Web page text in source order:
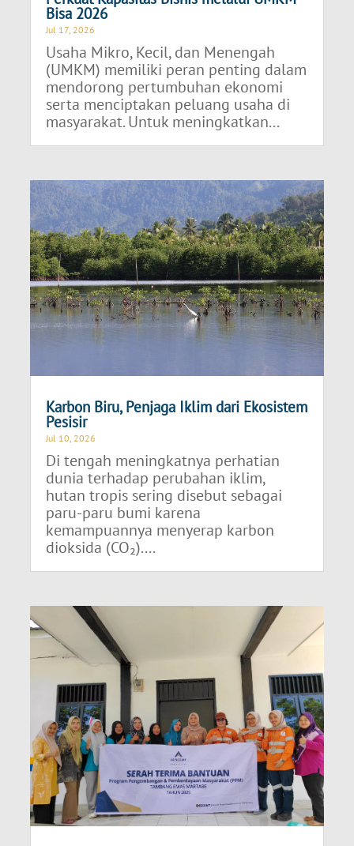
Bisa 2026
Jul 17, 2026
Usaha Mikro, Kecil, dan Menengah
(UMKM) memiliki peran penting dalam
mendorong pertumbuhan ekonomi
serta menciptakan peluang usaha di
masyarakat. Untuk meningkatkan...
Karbon Biru, Penjaga Iklim dari Ekosistem
Pesisir
Jul 10, 2026
Di tengah meningkatnya perhatian
dunia terhadap perubahan iklim,
hutan tropis sering disebut sebagai
paru-paru bumi karena
kemampuannya menyerap karbon
dioksida (CO₂)....